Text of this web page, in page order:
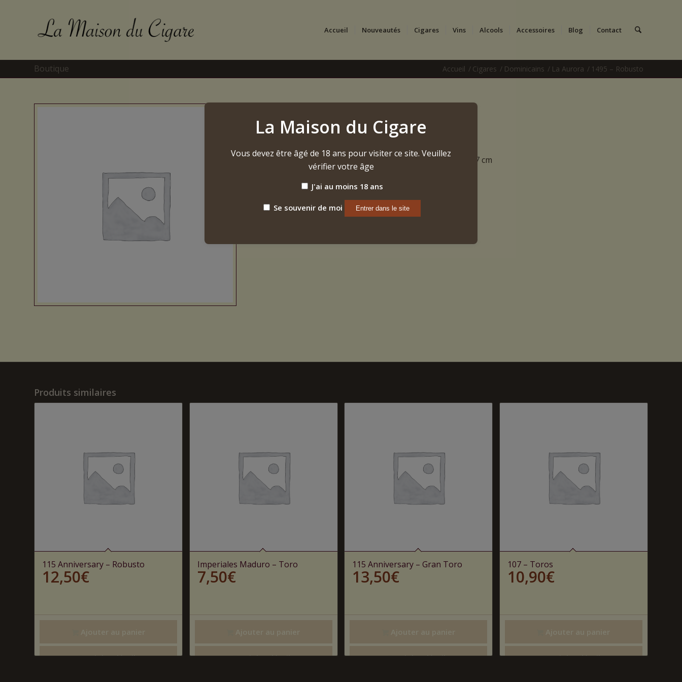
Accueil Nouveautés Cigares Vins Alcools Accessoires Blog Contact
Boutique Accueil / Cigares / Dominicains / La Aurora / 1495 – Robusto
11,90€
297,50€ (25 pièces) | DIAMÈTRE 2.0 cm | LONGUEUR 12.7 cm
La Aurora 1495 Robusto (2024)
Produits similaires
115 Anniversary – Robusto
12,50€
Voir les détails
Imperiales Maduro – Toro
7,50€
Voir les détails
115 Anniversary – Gran Toro
13,50€
Voir les détails
107 – Toros
10,90€
Voir les détails
La Maison du Cigare
Vous devez être âgé de 18 ans pour visiter ce site. Veuillez
vérifier votre âge
J'ai au moins 18 ans
Se souvenir de moi